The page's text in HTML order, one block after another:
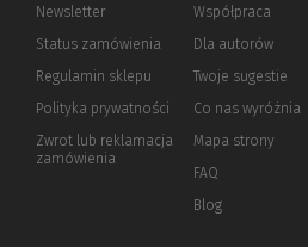
Newsletter
Status zamówienia
Regulamin sklepu
Polityka prywatności (Nowe
(Link
innej
Zwrot lub reklamacja
zamówienia
Współpraca
Dla autorów(Nowe
(Link
innej
Twoje sugestie
Co nas wyróżnia
Mapa strony
FAQ
Blog